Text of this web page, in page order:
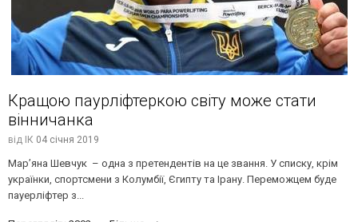
Кращою паурліфтеркою світу може стати
вінничанка
від ІК 04 січня 2019
Мар’яна Шевчук – одна з претендентів на це звання. У списку, крім
українки, спортсмени з Колумбії, Єгипту та Ірану. Переможцем буде
пауерліфтер з...